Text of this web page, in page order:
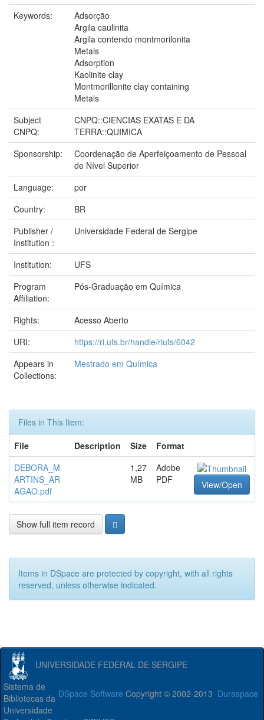
Keywords:
Adsorção
Argila caulinita
Argila contendo montmorilonita
Metais
Adsorption
Kaolinite clay
Montmorillonite clay containing
Metals
Subject
CNPQ:
CNPQ::CIENCIAS EXATAS E DA
TERRA::QUIMICA
Sponsorship:
Coordenação de Aperfeiçoamento de Pessoal
de Nível Superior
Language:
por
Country:
BR
Publisher /
Institution :
Universidade Federal de Sergipe
Institution:
UFS
Program
Affiliation:
Pós-Graduação em Química
Rights:
Acesso Aberto
URI:
https://ri.ufs.br/handle/riufs/6042
Appears in
Collections:
Mestrado em Química
Files in This Item:
File
Description Size
Format
DEBORA_M
ARTINS_AR
AGAO.pdf
1,27
MB
Adobe
PDF
View/Open
Show full item record
Items in DSpace are protected by copyright, with all rights
reserved, unless otherwise indicated.
UNIVERSIDADE FEDERAL DE SERGIPE
DSpace Software Copyright © 2002-2013 Duraspace
Sistema de
Bibliotecas da
Universidade